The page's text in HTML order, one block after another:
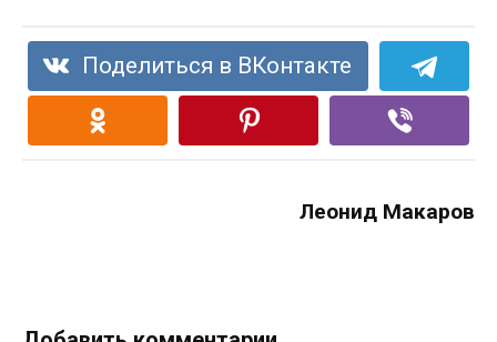
Поделиться в ВКонтакте
Леонид Макаров